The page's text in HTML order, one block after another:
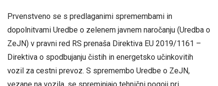
Prvenstveno se s predlaganimi spremembami in
dopolnitvami Uredbe o zelenem javnem naročanju (Uredba o
ZeJN) v pravni red RS prenaša Direktiva EU 2019/1161 –
Direktiva o spodbujanju čistih in energetsko učinkovitih
vozil za cestni prevoz. S spremembo Uredbe o ZeJN,